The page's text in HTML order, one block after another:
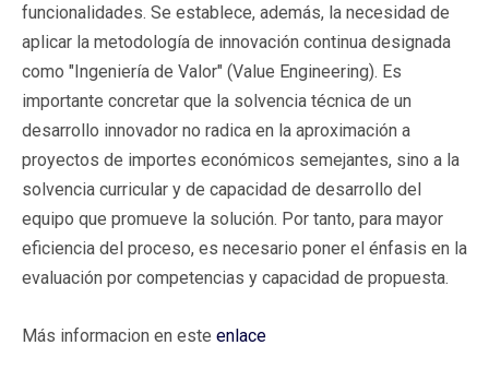
funcionalidades. Se establece, además, la necesidad de
aplicar la metodología de innovación continua designada
como "Ingeniería de Valor" (Value Engineering). Es
importante concretar que la solvencia técnica de un
desarrollo innovador no radica en la aproximación a
proyectos de importes económicos semejantes, sino a la
solvencia curricular y de capacidad de desarrollo del
equipo que promueve la solución. Por tanto, para mayor
eficiencia del proceso, es necesario poner el énfasis en la
evaluación por competencias y capacidad de propuesta.
Más informacion en este enlace